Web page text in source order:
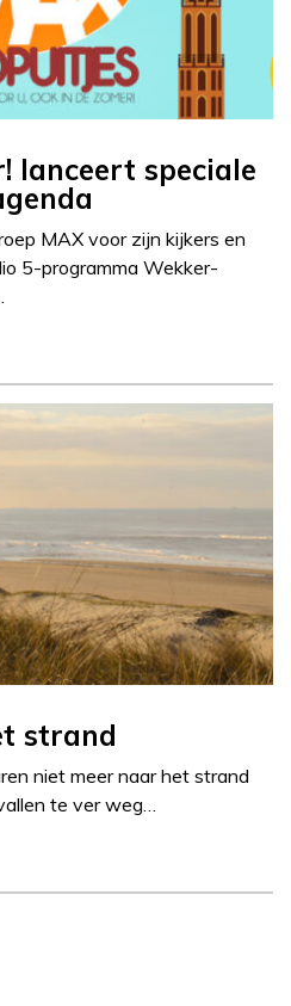
lanceert speciale
MAX voor zijn kijkers en
5-programma Wekker-
strand
niet meer naar het strand
te ver weg…